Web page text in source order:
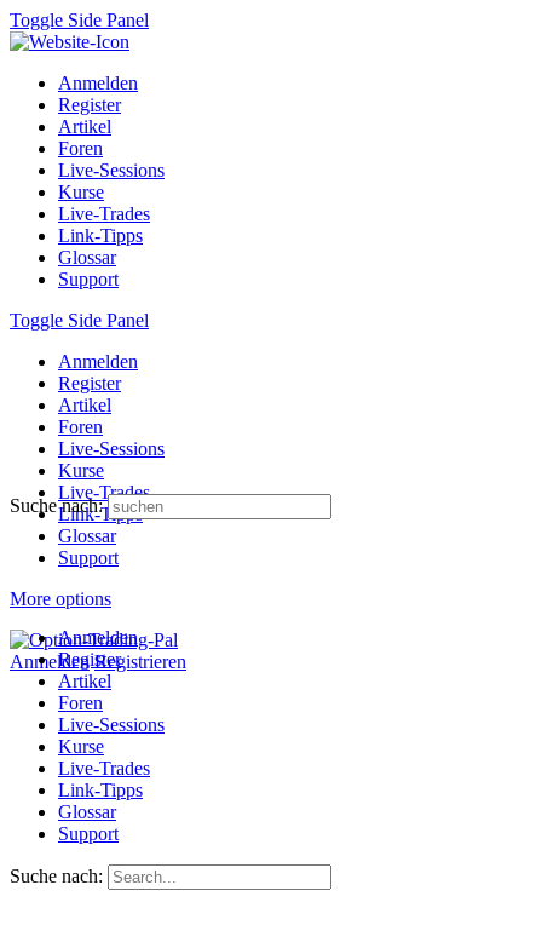
Toggle Side Panel
Anmelden
Register
Artikel
Foren
Live-Sessions
Kurse
Live-Trades
Link-Tipps
Glossar
Support
Toggle Side Panel
Anmelden
Register
Artikel
Foren
Live-Sessions
Kurse
Live-Trades
Link-Tipps
Glossar
Support
More options
Anmelden Registrieren
Suche nach:
Anmelden
Register
Artikel
Foren
Live-Sessions
Kurse
Live-Trades
Link-Tipps
Glossar
Support
Suche nach: